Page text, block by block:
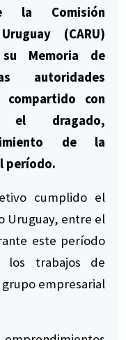
la Comisión
(CARU)
Memoria de
autoridades
compartido con
el dragado,
de la
período.
cumplido el
Uruguay, entre el
este período
los trabajos de
empresarial